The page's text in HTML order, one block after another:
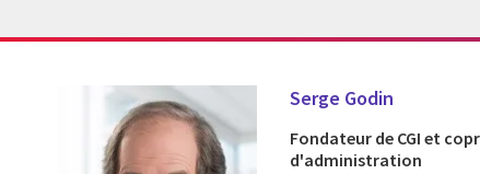
Serge Godin
Fondateur de CGI et
d'administration